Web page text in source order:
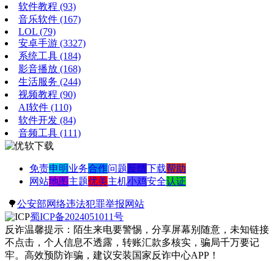
软件教程 (93)
音乐软件 (167)
LOL (79)
安卓手游 (3327)
系统工具 (184)
影音播放 (168)
生活服务 (244)
视频教程 (90)
AI软件 (110)
软件开发 (84)
音频工具 (111)
免责申明业务合作问题反馈下载帮助
网站地图 主题优美主机小鸡安全认证
🌳公安部网络违法犯罪举报网站
蜀ICP备2024051011号
反诈温馨提示：陌生来电要警惕，分享屏幕别随意，未知链接
不点击，个人信息不透露，转账汇款多核实，骗局千万要记
牢。高效预防诈骗，建议安装国家反诈中心APP！